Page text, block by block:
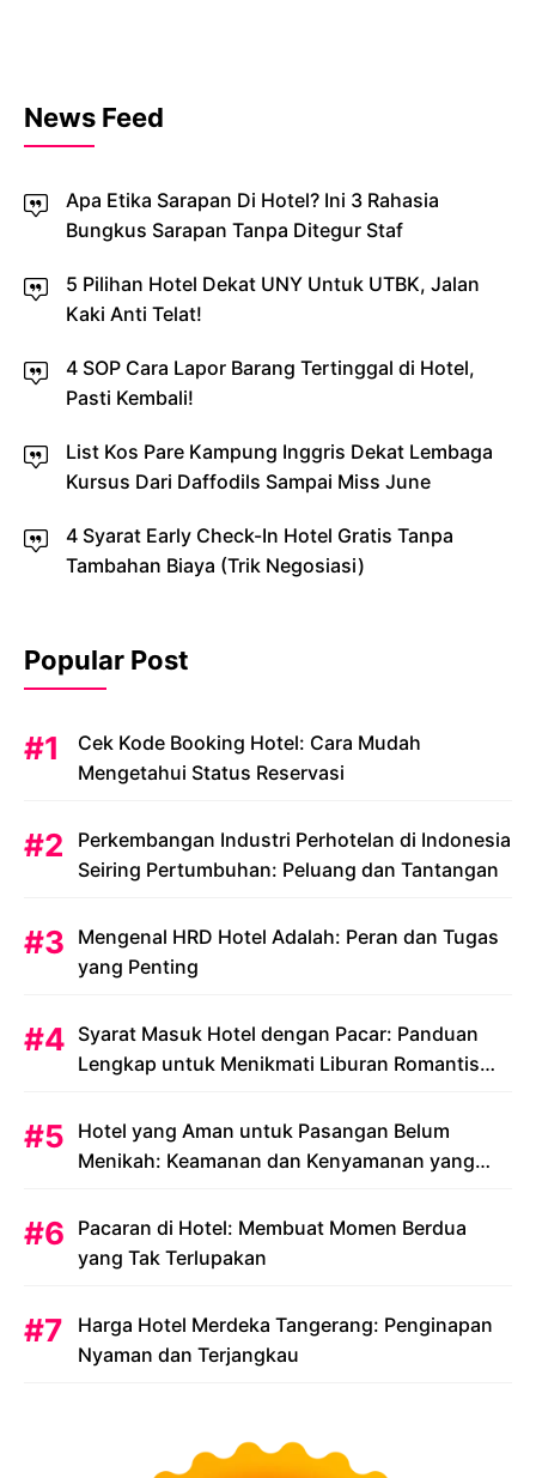
News Feed
Apa Etika Sarapan Di Hotel? Ini 3 Rahasia
Bungkus Sarapan Tanpa Ditegur Staf
5 Pilihan Hotel Dekat UNY Untuk UTBK, Jalan
Kaki Anti Telat!
4 SOP Cara Lapor Barang Tertinggal di Hotel,
Pasti Kembali!
List Kos Pare Kampung Inggris Dekat Lembaga
Kursus Dari Daffodils Sampai Miss June
4 Syarat Early Check-In Hotel Gratis Tanpa
Tambahan Biaya (Trik Negosiasi)
Popular Post
Cek Kode Booking Hotel: Cara Mudah
Mengetahui Status Reservasi
Perkembangan Industri Perhotelan di Indonesia
Seiring Pertumbuhan: Peluang dan Tantangan
Mengenal HRD Hotel Adalah: Peran dan Tugas
yang Penting
Syarat Masuk Hotel dengan Pacar: Panduan
Lengkap untuk Menikmati Liburan Romantis
Hotel yang Aman untuk Pasangan Belum
Menikah: Keamanan dan Kenyamanan yang
Pacaran di Hotel: Membuat Momen Berdua
yang Tak Terlupakan
Harga Hotel Merdeka Tangerang: Penginapan
Nyaman dan Terjangkau